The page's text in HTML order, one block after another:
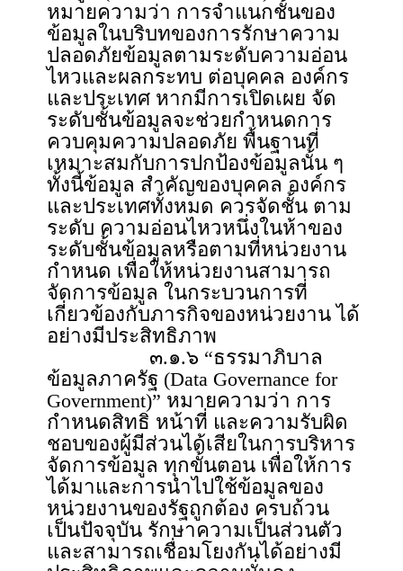
หมายความว่า การจำแนกชั้นของ
ข้อมูลในบริบทของการรักษาความ
ปลอดภัยข้อมูลตามระดับความอ่อน
ไหวและผลกระทบ ต่อบุคคล องค์กร
และประเทศ หากมีการเปิดเผย จัด
ระดับชั้นข้อมูลจะช่วยกำหนดการ
ควบคุมความปลอดภัย พื้นฐานที่
เหมาะสมกับการปกป้องข้อมูลนั้น ๆ
ทั้งนี้ข้อมูล สำคัญของบุคคล องค์กร
และประเทศทั้งหมด ควรจัดชั้น ตาม
ระดับ ความอ่อนไหวหนึ่งในห้าของ
ระดับชั้นข้อมูลหรือตามที่หน่วยงาน
กำหนด เพื่อให้หน่วยงานสามารถ
จัดการข้อมูล ในกระบวนการที่
เกี่ยวข้องกับภารกิจของหน่วยงาน ได้
อย่างมีประสิทธิภาพ
๓.๑.๖ “ธรรมาภิบาล
ข้อมูลภาครัฐ (Data Governance for
Government)” หมายความว่า การ
กำหนดสิทธิ หน้าที่ และความรับผิด
ชอบของผู้มีส่วนได้เสียในการบริหาร
จัดการข้อมูล ทุกขั้นตอน เพื่อให้การ
ได้มาและการนำไปใช้ข้อมูลของ
หน่วยงานของรัฐถูกต้อง ครบถ้วน
เป็นปัจจุบัน รักษาความเป็นส่วนตัว
และสามารถเชื่อมโยงกันได้อย่างมี